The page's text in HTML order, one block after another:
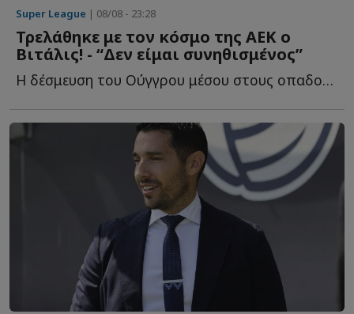
Super League | 08/08 - 23:28
Τρελάθηκε με τον κόσμο της ΑΕΚ ο
Βιτάλις! - “Δεν είμαι συνηθισμένος”
Η δέσμευση του Ούγγρου μέσου στους οπαδούς τ...